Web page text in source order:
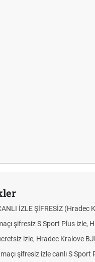
İZLE ŞİFRESİZ (Hradec
şifresiz S Sport Plus izle,
izle, Hradec Kralove
şifresiz izle canlı S Sport